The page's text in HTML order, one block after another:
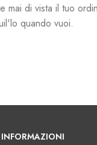
mai di vista il tuo
quando vuoi.
INFORMAZIONI